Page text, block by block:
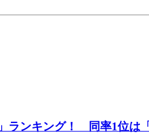
ランキング！ 同率1位は